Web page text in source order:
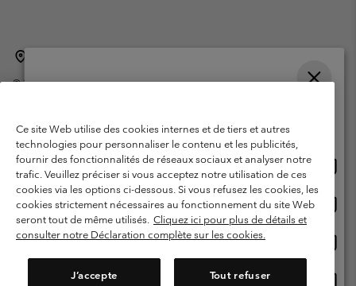
©2026Columbia Sportswear International Sarl. Avenue des Morgines, 12
Garanties Légales
Politique de confidentialité
Conditions d'utilisation - Membres
Conditions D'utilisation - Contenu généré par l'utilisateur
Impressum
Cookies
Ce site Web utilise des cookies internes et de tiers et autres
technologies pour personnaliser le contenu et les publicités,
fournir des fonctionnalités de réseaux sociaux et analyser notre
trafic. Veuillez préciser si vous acceptez notre utilisation de ces
cookies via les options ci-dessous. Si vous refusez les cookies, les
cookies strictement nécessaires au fonctionnement du site Web
seront tout de même utilisés. Cliquez ici pour plus de détails et
consulter notre Déclaration complète sur les cookies.
J’accepte Tout refuser
Achats en ligne disponibles
United States
ligne
Belgium-English
ligne
Belgium-Français
ligne
Belgium-Dutch